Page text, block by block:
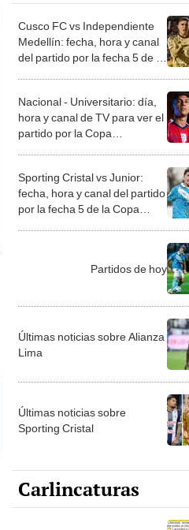
Cusco FC vs Independiente
Medellín: fecha, hora y canal
del partido por la fecha 5 de la
Nacional - Universitario: día,
hora y canal de TV para ver el
partido por la Copa
Sporting Cristal vs Junior:
fecha, hora y canal del partido
por la fecha 5 de la Copa
Partidos de hoy
Últimas noticias sobre Alianza
Lima
Últimas noticias sobre
Sporting Cristal
Carlincaturas